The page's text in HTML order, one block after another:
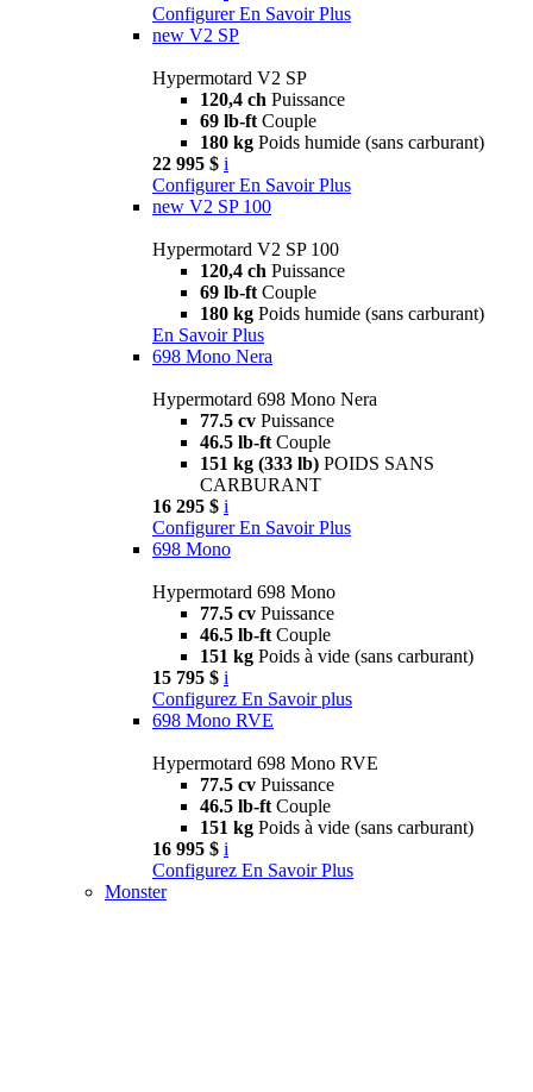
Configurer En Savoir Plus
new V2 SP
Hypermotard V2 SP
120,4 ch Puissance
69 lb-ft Couple
180 kg Poids humide (sans carburant)
22 995 $ i
Configurer En Savoir Plus
new V2 SP 100
Hypermotard V2 SP 100
120,4 ch Puissance
69 lb-ft Couple
180 kg Poids humide (sans carburant)
En Savoir Plus
698 Mono Nera
Hypermotard 698 Mono Nera
77.5 cv Puissance
46.5 lb-ft Couple
151 kg (333 lb) POIDS SANS
CARBURANT
16 295 $ i
Configurer En Savoir Plus
698 Mono
Hypermotard 698 Mono
77.5 cv Puissance
46.5 lb-ft Couple
151 kg Poids à vide (sans carburant)
15 795 $ i
Configurez En Savoir plus
698 Mono RVE
Hypermotard 698 Mono RVE
77.5 cv Puissance
46.5 lb-ft Couple
151 kg Poids à vide (sans carburant)
16 995 $ i
Configurez En Savoir Plus
Monster